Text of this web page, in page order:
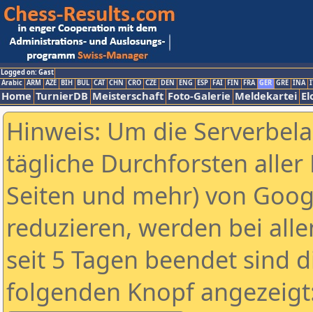
Logged on: Gast
Arabic ARM AZE BIH BUL CAT CHN CRO CZE DEN ENG ESP FAI FIN FRA GER GRE INA
Home TurnierDB Meisterschaft Foto-Galerie Meldekartei
Hinweis: Um die
tägliche Durchforsten aller
Seiten und mehr) von
reduzieren, werden bei
seit 5 Tagen beendet sind
folgenden Knopf